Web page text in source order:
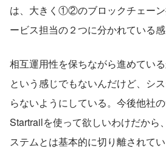
は、大きく①②のブロックチェー
ービス担当の２つに分かれている感
相互運用性を保ちながら進めてい
という感じでもないんだけど、シ
らないようにしている。今後他社
Startrailを使って欲しいわけだから
ステムとは基本的に切り離されて